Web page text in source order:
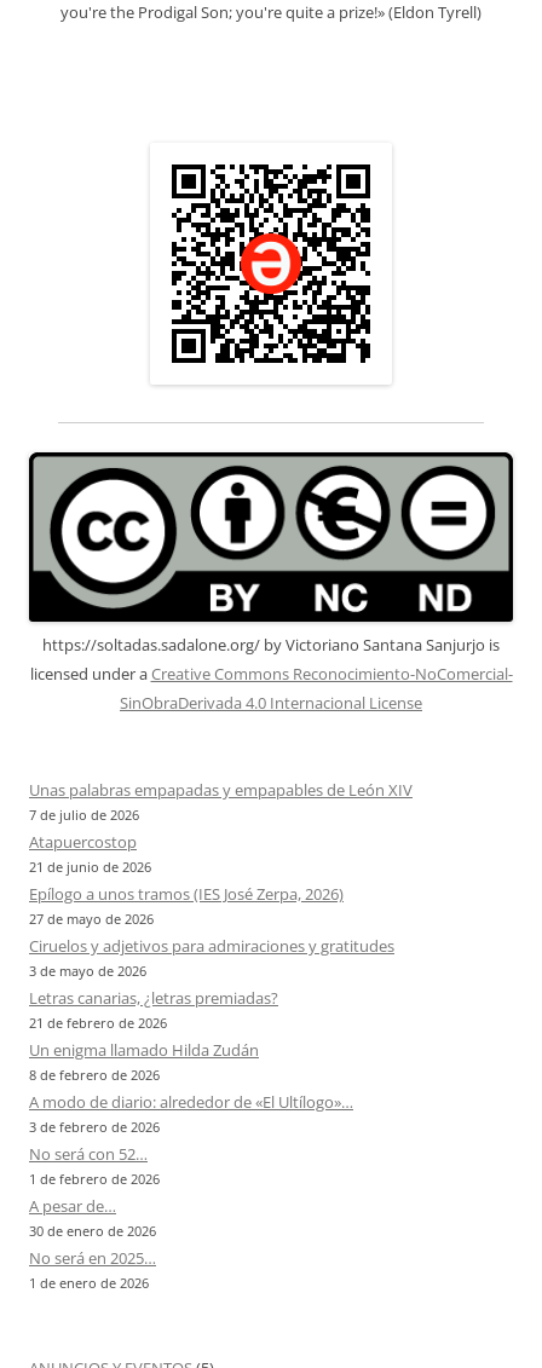
you're the Prodigal Son; you're quite a prize!» (Eldon Tyrell)
https://soltadas.sadalone.org/ byVictoriano Santana Sanjurjo is
licensed under aCreative Commons Reconocimiento-NoComercial-
SinObraDerivada 4.0 Internacional License
Unas palabras empapadas y empapables de León XIV
7 de julio de 2026
Atapuercostop
21 de junio de 2026
Epílogo a unos tramos (IES José Zerpa, 2026)
27 de mayo de 2026
Ciruelos y adjetivos para admiraciones y gratitudes
3 de mayo de 2026
Letras canarias, ¿letras premiadas?
21 de febrero de 2026
Un enigma llamado Hilda Zudán
8 de febrero de 2026
A modo de diario: alrededor de «El Ultílogo»…
3 de febrero de 2026
No será con 52…
1 de febrero de 2026
A pesar de…
30 de enero de 2026
No será en 2025…
1 de enero de 2026